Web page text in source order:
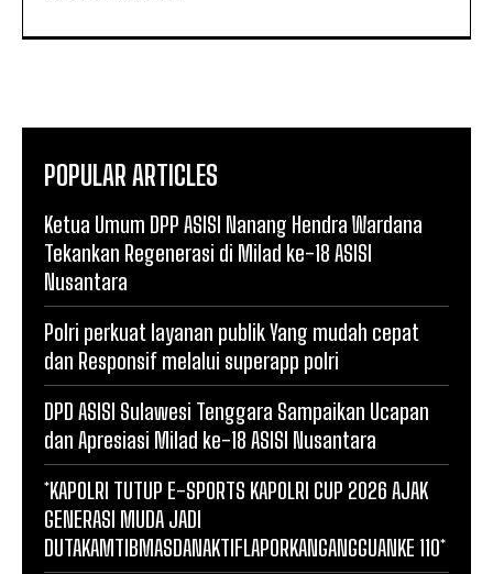
POPULAR ARTICLES
Ketua Umum DPP ASISI Nanang Hendra Wardana
Tekankan Regenerasi di Milad ke-18 ASISI
Nusantara
Polri perkuat layanan publik Yang mudah cepat
dan Responsif melalui superapp polri
DPD ASISI Sulawesi Tenggara Sampaikan Ucapan
dan Apresiasi Milad ke-18 ASISI Nusantara
*KAPOLRI TUTUP E-SPORTS KAPOLRI CUP 2026 AJAK
GENERASI MUDA JADI
DUTAKAMTIBMASDANAKTIFLAPORKANGANGGUANKE 110*